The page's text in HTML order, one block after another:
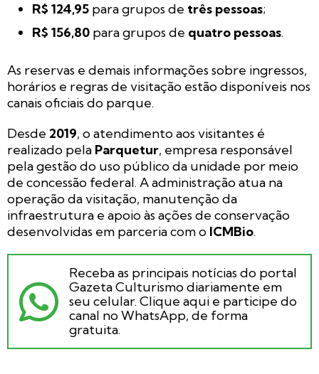
R$ 124,95 para grupos de três pessoas;
R$ 156,80 para grupos de quatro pessoas.
As reservas e demais informações sobre ingressos,
horários e regras de visitação estão disponíveis nos
canais oficiais do parque.
Desde 2019, o atendimento aos visitantes é
realizado pela Parquetur, empresa responsável
pela gestão do uso público da unidade por meio
de concessão federal. A administração atua na
operação da visitação, manutenção da
infraestrutura e apoio às ações de conservação
desenvolvidas em parceria com o ICMBio.
Receba as principais notícias do portal
Gazeta Culturismo diariamente em
seu celular. Clique aqui e participe do
canal no WhatsApp, de forma
gratuita.